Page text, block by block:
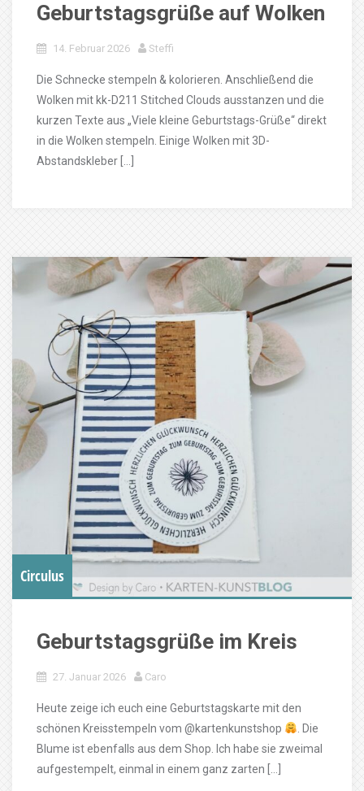
Geburtstagsgrüße auf Wolken
14. Februar 2026 Steffi
Die Schnecke stempeln & kolorieren. Anschließend die
Wolken mit kk-D211 Stitched Clouds ausstanzen und die
kurzen Texte aus „Viele kleine Geburtstags-Grüße“ direkt
in die Wolken stempeln. Einige Wolken mit 3D-
Abstandskleber […]
Circulus
Geburtstagsgrüße im Kreis
27. Januar 2026 Caro
Heute zeige ich euch eine Geburtstagskarte mit den
schönen Kreisstempeln vom @kartenkunstshop
. Die
Blume ist ebenfalls aus dem Shop. Ich habe sie zweimal
aufgestempelt, einmal in einem ganz zarten […]